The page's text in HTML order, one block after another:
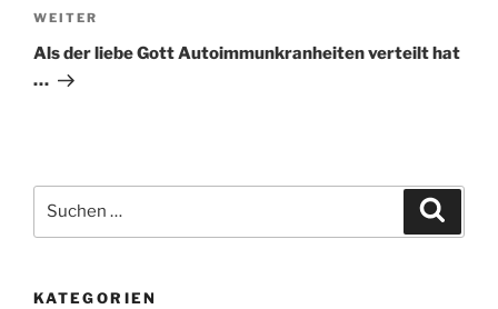
Nächster
Beitrag
WEITER
Als der liebe Gott Autoimmunkranheiten verteilt hat
…
nach:
KATEGORIEN